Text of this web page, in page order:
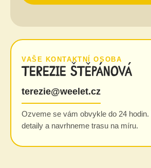
VAŠE KONTAKTNÍ OSOBA
Terezie Štěpánová
terezie@weelet.cz
Ozveme se vám obvykle do 24 hodin.
detaily a navrhneme trasu na míru.